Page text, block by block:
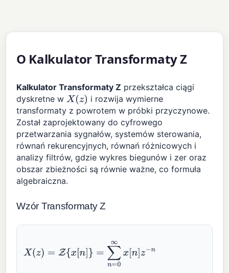
O Kalkulator Transformaty Z
Kalkulator Transformaty Z przekształca ciągi
dyskretne wX( z)
i rozwija wymierne
transformaty z powrotem w próbki przyczynowe.
Został zaprojektowany do cyfrowego
przetwarzania sygnałów, systemów sterowania,
równań rekurencyjnych, równań różnicowych i
analizy filtrów, gdzie wykres biegunów i zer oraz
obszar zbieżności są równie ważne, co formuła
algebraiczna.
Wzór Transformaty Z
X (z {x [ ]} =∑ 0∞x[ ]z −